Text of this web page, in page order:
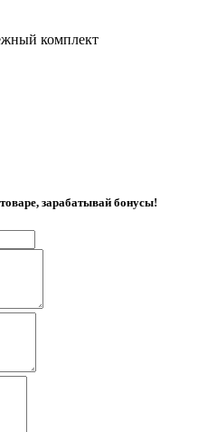
комплект
зарабатывай бонусы!